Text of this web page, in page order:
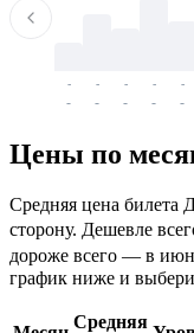
-
-
-
-
-
-
-
-
-
-
Цены по
Средняя цена
сторону. Дешевле
дороже всего — в
график ниже и
Средняя